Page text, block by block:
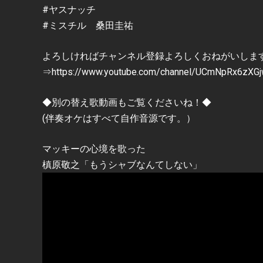
#ヤスナッチ
#ミスチル 桑田圭祐
よろしければチャンネル登録よろしくおねがいしま
⇒https://www.youtube.com/channel/
◆別の替え歌動画もご覧くださいね！◆
(伴奏オケはすべて自作音源です。）
マッキーの心境を歌った
槙原敬之「もうシャブなんてしない」